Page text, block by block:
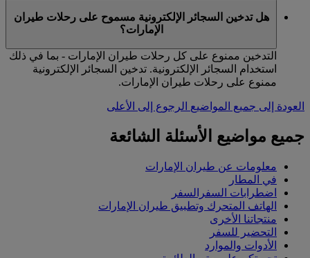
هل تدخين السجائر الإلكترونية مسموح على رحلات طيران
الإمارات؟
التدخين ممنوع على كل رحلات طيران الإمارات - بما في ذلك
استخدام السجائر الإلكترونية. تدخين السجائر الإلكترونية
ممنوع على رحلات طيران الإمارات.
العودة إلى جميع المواضيع الرجوع إلى الأعلى
جميع مواضيع الأسئلة الشائعة
معلومات عن طيران الإمارات
في المطار
اضطرابات السفرالسفر
الهاتف المتحرك وتطبيق طيران الإمارات
منتجاتنا الأخرى
التحضير للسفر
الأدوات والموارد